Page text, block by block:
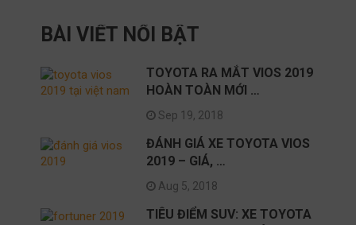
BÀI VIẾT NỔI BẬT
TOYOTA RA MẮT VIOS 2019
HOÀN TOÀN MỚI …
Sep 19, 2018
ĐÁNH GIÁ XE TOYOTA VIOS
2019 – GIÁ, …
Aug 5, 2018
TIÊU ĐIỂM SUV: XE TOYOTA